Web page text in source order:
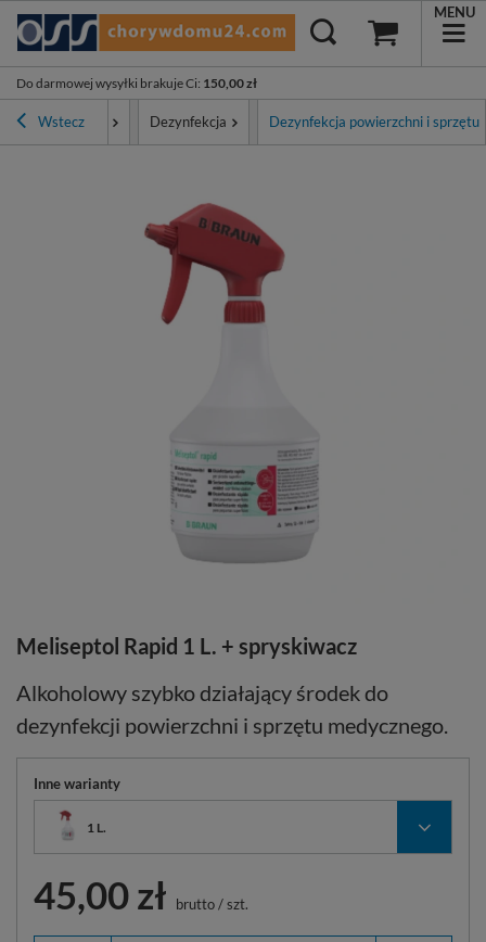
Do darmowej wysyłki brakuje Ci: 150,00 zł
MENU
Wstecz
Higiena i ochrona Dezynfekcja Dezynfekcja powierzchni i sprzętu
Meliseptol Rapid 1 L. + spryskiwacz
Alkoholowy szybko działający środek do
dezynfekcji powierzchni i sprzętu medycznego.
Inne warianty
1 L.
45,00 zł brutto/szt.